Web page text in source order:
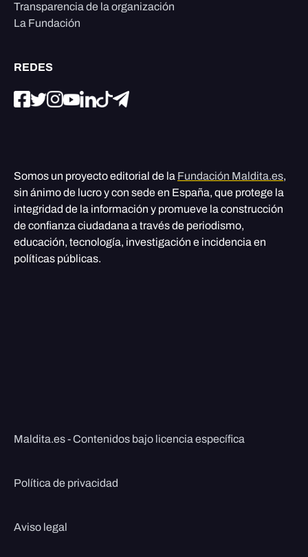
Transparencia de la organización
La Fundación
REDES
Somos un proyecto editorial de la Fundación Maldita.es,
sin ánimo de lucro y con sede en España, que protege la
integridad de la información y promueve la construcción
de confianza ciudadana a través de periodismo,
educación, tecnología, investigación e incidencia en
políticas públicas.
Maldita.es - Contenidos bajo licencia específica
Política de privacidad
Aviso legal